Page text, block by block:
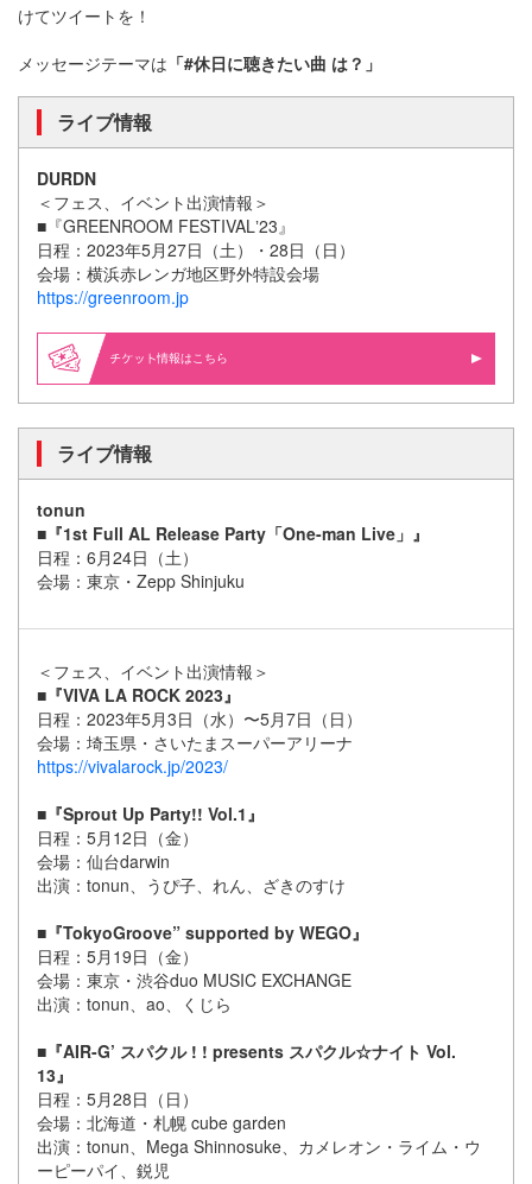
けてツイートを！
メッセージテーマは 「#休日に聴きたい曲 は？」
ライブ情報
DURDN
＜フェス、イベント出演情報＞
■『GREENROOM FESTIVALʼ23』
日程：2023年5月27日（土）・28日（日）
会場：横浜赤レンガ地区野外特設会場
https://greenroom.jp
情報はこちら
ライブ情報
tonun
■『1st Full AL Release Party「One-man Live」』
日程：6月24日（土）
会場：東京・Zepp Shinjuku
＜フェス、イベント出演情報＞
■『VIVA LA ROCK 2023』
日程：2023年5月3日（水）〜5月7日（日）
会場：埼玉県・さいたまスーパーアリーナ
https://vivalarock.jp/2023/
■『Sprout Up Party!! Vol.1』
日程：5月12日（金）
会場：仙台darwin
出演：tonun、うぴ子、れん、ざきのすけ
■『TokyoGroove” supported by WEGO』
日程：5月19日（金）
会場：東京・渋谷duo MUSIC EXCHANGE
出演：tonun、ao、くじら
■『AIR-G’ スパクル ! ! presents スパクル☆ナイト Vol.
13』
日程：5月28日（日）
会場：北海道・札幌 cube garden
出演：tonun、Mega Shinnosuke、カメレオン・ライム・ウ
ーピーパイ、鋭児